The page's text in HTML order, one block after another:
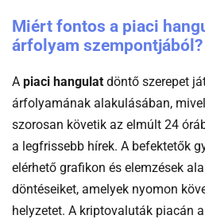
Miért fontos a piaci
árfolyam szempontjából?
A piaci hangulat döntő szerepet
árfolyamának alakulásában,
szorosan követik az elmúlt 24
a legfrissebb hírek. A befektetők
elérhető grafikon és elemzések
döntéseiket, amelyek nyomon
helyzetet. A kriptovaluták piacán